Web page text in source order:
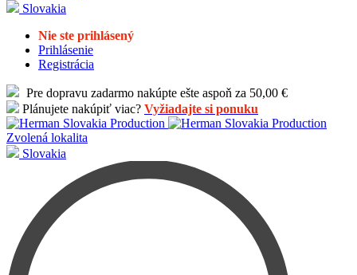
Slovakia
Nie ste prihlásený
Prihlásenie
Registrácia
Pre dopravu zadarmo nakúpte ešte aspoň za 50,00 €
Plánujete nakúpiť viac? Vyžiadajte si ponuku
Zvolená lokalita
Slovakia